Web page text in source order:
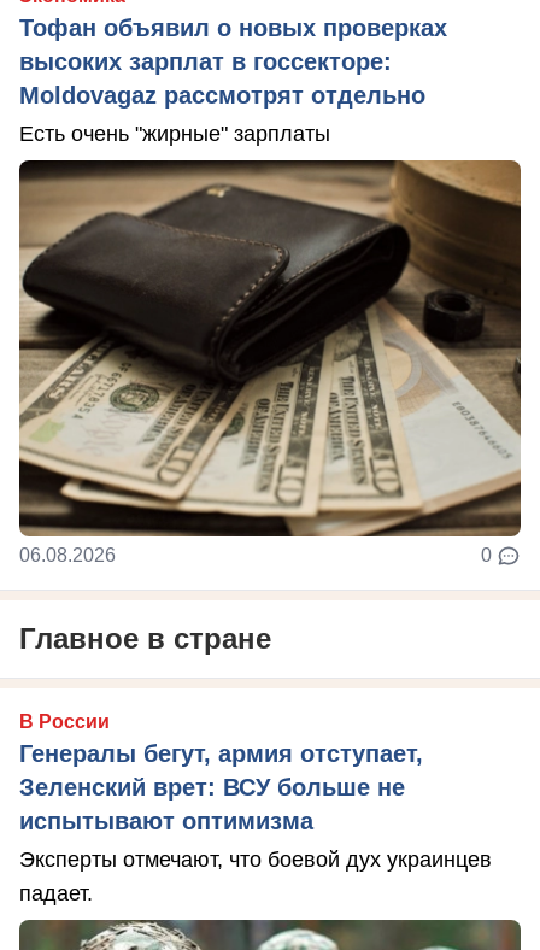
Тофан объявил о новых проверках
высоких зарплат в госсекторе:
Moldovagaz рассмотрят отдельно
Есть очень "жирные" зарплаты
06.08.2026 0
Главное в стране
В России
Генералы бегут, армия отступает,
Зеленский врет: ВСУ больше не
испытывают оптимизма
Эксперты отмечают, что боевой дух украинцев
падает.